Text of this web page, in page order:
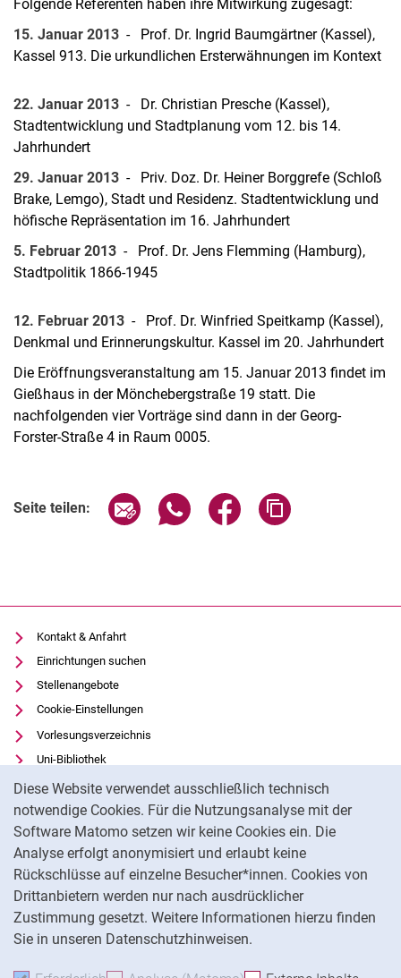
Diese Website verwendet ausschließlich technisch
notwendige Cookies. Für die Nutzungsanalyse mit der
Software Matomo setzen wir keine Cookies ein. Die
Analyse erfolgt anonymisiert und erlaubt keine
Rückschlüsse auf einzelne Besucher*innen. Cookies von
Drittanbietern werden nur nach ausdrücklicher
Zustimmung gesetzt. Weitere Informationen hierzu finden
Sie in unseren Datenschutzhinweisen.
Folgende Referenten haben ihre Mitwirkung zugesagt:
15. Januar 2013 - Prof. Dr. Ingrid Baumgärtner (Kassel),
Kassel 913. Die urkundlichen Ersterwähnungen im Kontext
22. Januar 2013 - Dr. Christian Presche (Kassel),
Stadtentwicklung und Stadtplanung vom 12. bis 14.
Jahrhundert
29. Januar 2013 - Priv. Doz. Dr. Heiner Borggrefe (Schloß
Brake, Lemgo), Stadt und Residenz. Stadtentwicklung und
höfische Repräsentation im 16. Jahrhundert
5. Februar 2013 - Prof. Dr. Jens Flemming (Hamburg),
Stadtpolitik 1866-1945
12. Februar 2013 - Prof. Dr. Winfried Speitkamp (Kassel),
Denkmal und Erinnerungskultur. Kassel im 20. Jahrhundert
Die Eröffnungsveranstaltung am 15. Januar 2013 findet im
Gießhaus in der Mönchebergstraße 19 statt. Die
nachfolgenden vier Vorträge sind dann in der Georg-
Forster-Straße 4 in Raum 0005.
Seite teilen: Seite über E-Mail teilen
Seite über WhatsApp teilen
Seite über Facebook
Kontakt & Anfahrt
Einrichtungen suchen
Stellenangebote
Cookie-Einstellungen
Vorlesungsverzeichnis
Uni-Bibliothek
Moodle
Panopto
Datenschutz
Barrierefreiheit
Transparenter KI-Einsatz